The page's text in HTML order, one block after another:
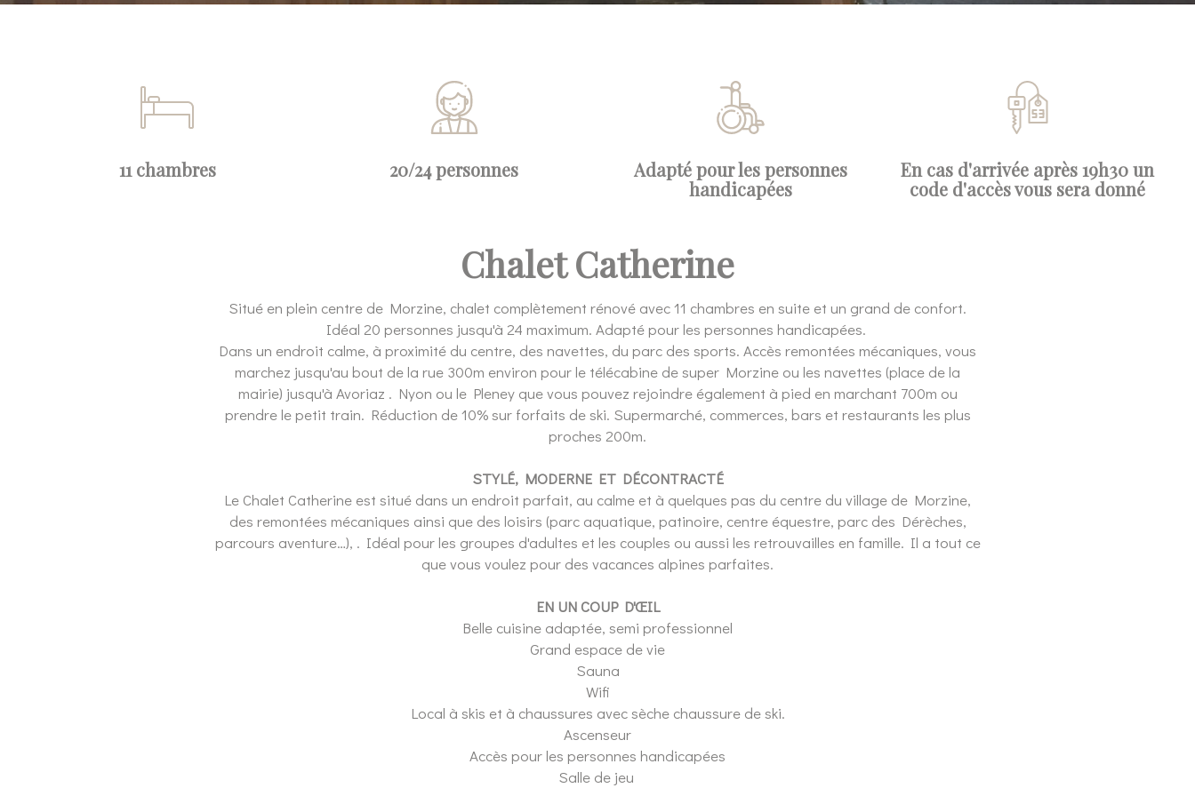
11 chambres 20/24 personnes
Adapté pour les personnes
handicapées
En cas d'arrivée après 19h30 un
code d'accès vous sera donné
Chalet Catherine
Situé en plein centre de Morzine, chalet complètement rénové avec 11 chambres en suite et un grand de confort.
Idéal 20 personnes jusqu'à 24 maximum. Adapté pour les personnes handicapées.
Dans un endroit calme, à proximité du centre, des navettes, du parc des sports. Accès remontées mécaniques, vous
marchez jusqu'au bout de la rue 300m environ pour le télécabine de super Morzine ou les navettes (place de la
mairie) jusqu'à Avoriaz . Nyon ou le Pleney que vous pouvez rejoindre également à pied en marchant 700m ou
prendre le petit train. Réduction de 10% sur forfaits de ski. Supermarché, commerces, bars et restaurants les plus
proches 200m.
STYLÉ, MODERNE ET DÉCONTRACTÉ
Le Chalet Catherine est situé dans un endroit parfait, au calme et à quelques pas du centre du village de Morzine,
des remontées mécaniques ainsi que des loisirs (parc aquatique, patinoire, centre équestre, parc des Dérèches,
parcours aventure…), . Idéal pour les groupes d'adultes et les couples ou aussi les retrouvailles en famille. Il a tout ce
que vous voulez pour des vacances alpines parfaites.
EN UN COUP D'ŒIL
Belle cuisine adaptée, semi professionnel
Grand espace de vie
Sauna
Wifi
Local à skis et à chaussures avec sèche chaussure de ski.
Ascenseur
Accès pour les personnes handicapées
Salle de jeu